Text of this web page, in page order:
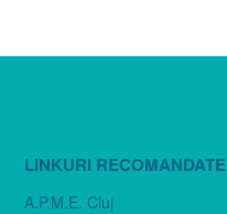
LINKURI RECOMANDATE
A.P.M.E. Cluj